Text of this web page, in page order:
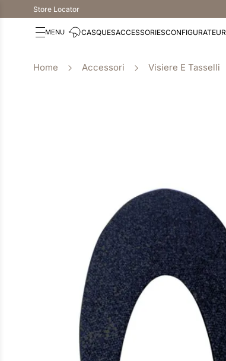
Store Locator
CASQUESACCESSORIESCONFIGURATEUR
Accessori Visiere E Tasselli